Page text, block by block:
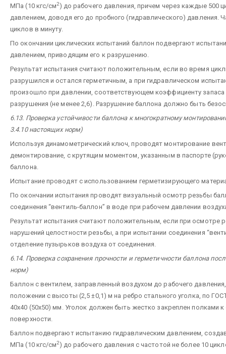
МПа (10 кгс/см2) до рабочего давления, причем через каждые 500
давлением, доводя его до пробного (гидравлического) давления.
циклов в минуту.
По окончании циклических испытаний баллон подвергают
давлением, приводящим его к разрушению.
Результат испытания считают положительным, если во время
разрушился и остался герметичным, а при гидравлическом
произошло при давлении, соответствующем коэффициенту
разрушения (не менее 2,6). Разрушение баллона должно быть
6.13. Проверка устойчивости баллона к многократному
3.4.10 настоящих норм)
Используя динамометрический ключ, проводят монтирование
демонтирование, с крутящим моментом, указанным в паспорте
баллона.
Испытание проводят с использованием герметизирующего
По окончании испытания проводят визуальный осмотр резьбы
соединения “вентиль-баллон” в воде при рабочем давлении
Результат испытания считают положительным, если при осмотре
нарушений целостности резьбы, а при испытании соединения
отделение пузырьков воздуха от соединения.
6.14. Проверка сохранения прочности и герметичности баллона
норм)
Баллон с вентилем, заправленный воздухом до рабочего
положении с высоты (2,5 ±0,1) м на ребро стального уголка, по
40х40 (50х50) мм. Уголок должен быть жестко закреплен полками
поверхности.
Баллон подвергают испытанию гидравлическим давлением,
МПа (10 кгс/см2) до рабочего давления с частотой не более 10